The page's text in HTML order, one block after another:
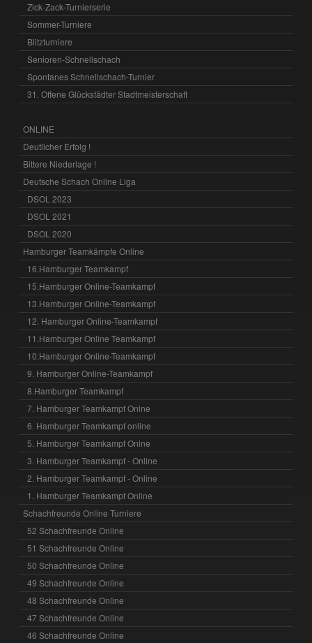
Zick-Zack-Turnierserie
Sommer-Turniere
Blitzturniere
Senioren-Schnellschach
Spontanes Schnellschach-Turnier
31. Offene Glückstädter Stadtmeisterschaft
ONLINE
Deutlicher Erfolg !
Bittere Niederlage !
Deutsche Schach Online Liga
DSOL 2023
DSOL 2021
DSOL 2020
Hamburger Teamkämpfe Online
16.Hamburger Teamkampf
15.Hamburger Online-Teamkampf
13.Hamburger Online-Teamkampf
12. Hamburger Online-Teamkampf
11.Hamburger Online Teamkampf
10.Hamburger Online-Teamkampf
9. Hamburger Online-Teamkampf
8.Hamburger Teamkampf
7. Hamburger Teamkampf Onlne
6. Hamburger Teamkampf online
5. Hamburger Teamkampf Onlne
3. Hamburger Teamkampf - Online
2. Hamburger Teamkampf - Online
1. Hamburger Teamkampf Online
Schachfreunde Online Turniere
52 Schachfreunde Online
51 Schachfreunde Online
50 Schachfreunde Online
49 Schachfreunde Online
48 Schachfreunde Online
47 Schachfreunde Online
46 Schachfreunde Online